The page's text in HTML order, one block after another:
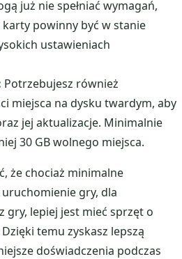
już nie spełniać wymagań,
powinny być w stanie
ustawieniach
Potrzebujesz również
miejsca na dysku twardym, aby
jej aktualizacje. Minimalnie
30 GB wolnego miejsca.
że chociaż minimalne
gry, dla
gry, lepiej jest mieć sprzęt o
temu zyskasz lepszą
doświadczenia podczas